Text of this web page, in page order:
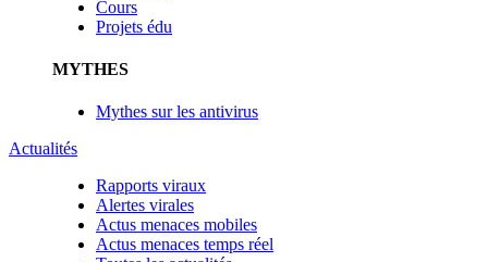
Cours
Projets édu
MYTHES
Mythes sur les antivirus
Actualités
Rapports viraux
Alertes virales
Actus menaces mobiles
Actus menaces temps réel